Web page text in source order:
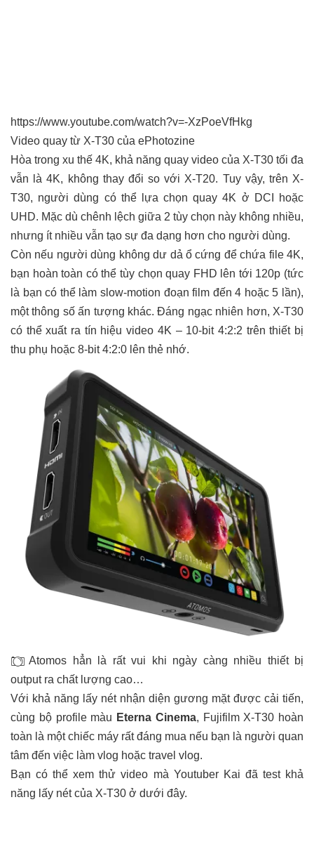
https://www.youtube.com/watch?v=-XzPoeVfHkg
Video quay từ X-T30 của ePhotozine
Hòa trong xu thế 4K, khả năng quay video của X-T30 tối đa
vẫn là 4K, không thay đổi so với X-T20. Tuy vậy, trên X-
T30, người dùng có thể lựa chọn quay 4K ở DCI hoặc
UHD. Mặc dù chênh lệch giữa 2 tùy chọn này không nhiều,
nhưng ít nhiều vẫn tạo sự đa dạng hơn cho người dùng.
Còn nếu người dùng không dư dả ổ cứng để chứa file 4K,
bạn hoàn toàn có thể tùy chọn quay FHD lên tới 120p (tức
là bạn có thể làm slow-motion đoạn film đến 4 hoặc 5 lần),
một thông số ấn tượng khác. Đáng ngạc nhiên hơn, X-T30
có thể xuất ra tín hiệu video 4K – 10-bit 4:2:2 trên thiết bị
thu phụ hoặc 8-bit 4:2:0 lên thẻ nhớ.
Atomos hẳn là rất vui khi ngày càng nhiều thiết bị
output ra chất lượng cao…
Với khả năng lấy nét nhận diện gương mặt được cải tiến,
cùng bộ profile màu Eterna Cinema, Fujifilm X-T30 hoàn
toàn là một chiếc máy rất đáng mua nếu bạn là người quan
tâm đến việc làm vlog hoặc travel vlog.
Bạn có thể xem thử video mà Youtuber Kai đã test khả
năng lấy nét của X-T30 ở dưới đây.